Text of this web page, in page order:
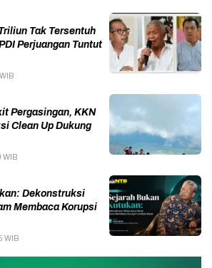
Tak Tersentuh
Perjuangan Tuntut
Pergasingan, KKN
Clean Up Dukung
WIB
Dekonstruksi
Membaca Korupsi
WIB